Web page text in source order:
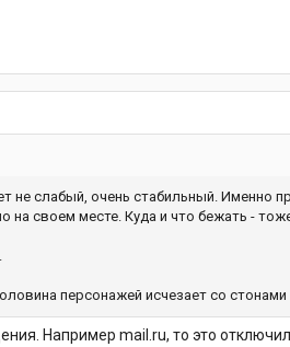
не слабый, очень стабильный. Именно
своем месте. Куда и что бежать -
персонажей исчезает со
Например mail.ru, то это